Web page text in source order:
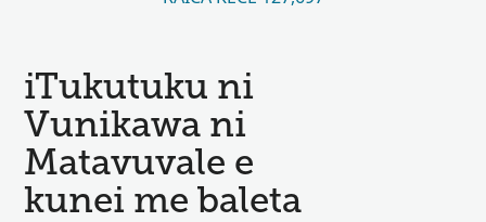
iTukutuku ni
Vunikawa ni
Matavuvale e
kunei me baleta